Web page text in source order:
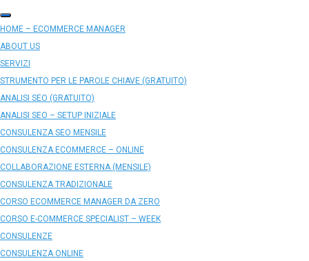
HOME – ECOMMERCE MANAGER
ABOUT US
SERVIZI
STRUMENTO PER LE PAROLE CHIAVE (GRATUITO)
ANALISI SEO (GRATUITO)
ANALISI SEO – SETUP INIZIALE
CONSULENZA SEO MENSILE
CONSULENZA ECOMMERCE – ONLINE
COLLABORAZIONE ESTERNA (MENSILE)
CONSULENZA TRADIZIONALE
CORSO ECOMMERCE MANAGER DA ZERO
CORSO E-COMMERCE SPECIALIST – WEEK
CONSULENZE
CONSULENZA ONLINE